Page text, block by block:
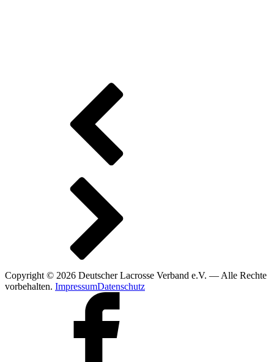
Copyright © 2026 Deutscher Lacrosse Verband e.V. — Alle Rechte
vorbehalten. ImpressumDatenschutz